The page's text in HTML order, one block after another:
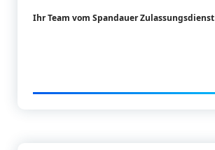
Ihr Team vom Spandauer Zulassungsdienst